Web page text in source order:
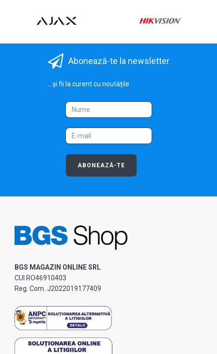
Abonează-te la newsletter
...și fii la curent cu noutățile
ABONEAZĂ-TE
BGS MAGAZIN ONLINE SRL
CUI RO46910403
Reg. Com. J2022019177409